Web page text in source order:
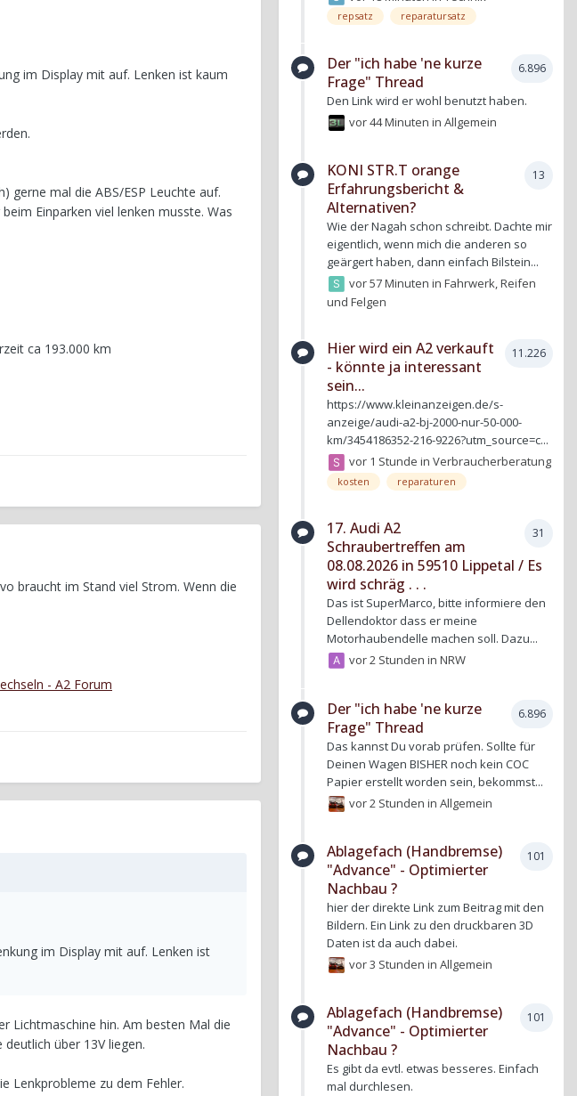
im Display mit auf. Lenken ist kaum
gerne mal die ABS/ESP Leuchte auf.
Einparken viel lenken musste. Was
ca 193.000 km
braucht im Stand viel Strom. Wenn die
- A2 Forum
im Display mit auf. Lenken ist
Lichtmaschine hin. Am besten Mal die
über 13V liegen.
Lenkprobleme zu dem Fehler.
repsatz reparatursatz
6.896
Der "ich habe 'ne kurze
Frage" Thread
Den Link wird er wohl benutzt haben.
vor 44 MinuteninAllgemein
13
KONI STR.T orange
Erfahrungsbericht &
Alternativen?
Wie der Nagah schon schreibt. Dachte mir
eigentlich, wenn mich die anderen so
geärgert haben, dann einfach Bilstein...
vor 57 MinuteninFahrwerk, Reifen
und Felgen
11.226
Hier wird ein A2 verkauft
- könnte ja interessant
sein...
https://www.kleinanzeigen.de/s-
anzeige/audi-a2-bj-2000-nur-50-000-
km/3454186352-216-9226?utm_source=c...
vor 1 Stunde inVerbraucherberatung
kosten reparaturen
31
17. Audi A2
Schraubertreffen am
08.08.2026 in 59510 Lippetal / Es
wird schräg . . .
Das ist SuperMarco, bitte informiere den
Dellendoktor dass er meine
Motorhaubendelle machen soll. Dazu...
vor 2 Stunden inNRW
6.896
Der "ich habe 'ne kurze
Frage" Thread
Das kannst Du vorab prüfen. Sollte für
Deinen Wagen BISHER noch kein COC
Papier erstellt worden sein, bekommst...
vor 2 Stunden inAllgemein
101
Ablagefach (Handbremse)
"Advance" - Optimierter
Nachbau ?
hier der direkte Link zum Beitrag mit den
Bildern. Ein Link zu den druckbaren 3D
Daten ist da auch dabei.
vor 3 Stunden inAllgemein
101
Ablagefach (Handbremse)
"Advance" - Optimierter
Nachbau ?
Es gibt da evtl. etwas besseres. Einfach
mal durchlesen.